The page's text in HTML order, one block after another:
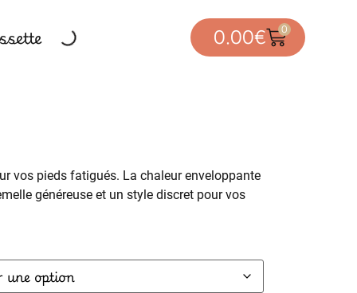
0.00€ 0
vos pieds fatigués. La chaleur enveloppante
généreuse et un style discret pour vos